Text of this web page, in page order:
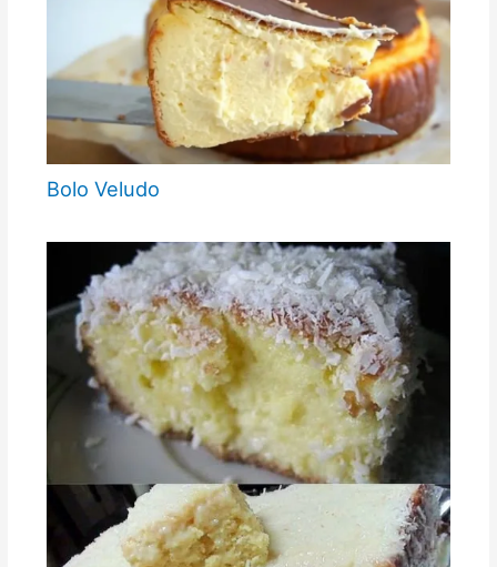
Bolo Veludo